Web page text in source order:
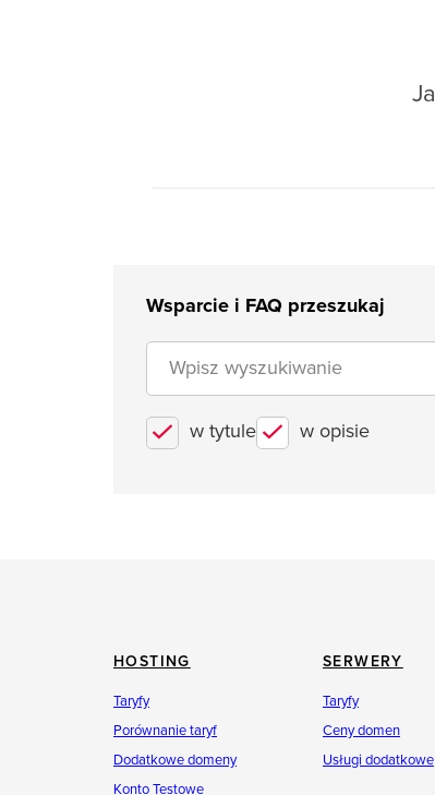
Wsparcie i FAQ przeszukaj
w tytule w opisie
HOSTING
Taryfy
Porównanie taryf
Dodatkowe domeny
Konto Testowe
SERWERY
Taryfy
Ceny domen
Usługi dodatkowe